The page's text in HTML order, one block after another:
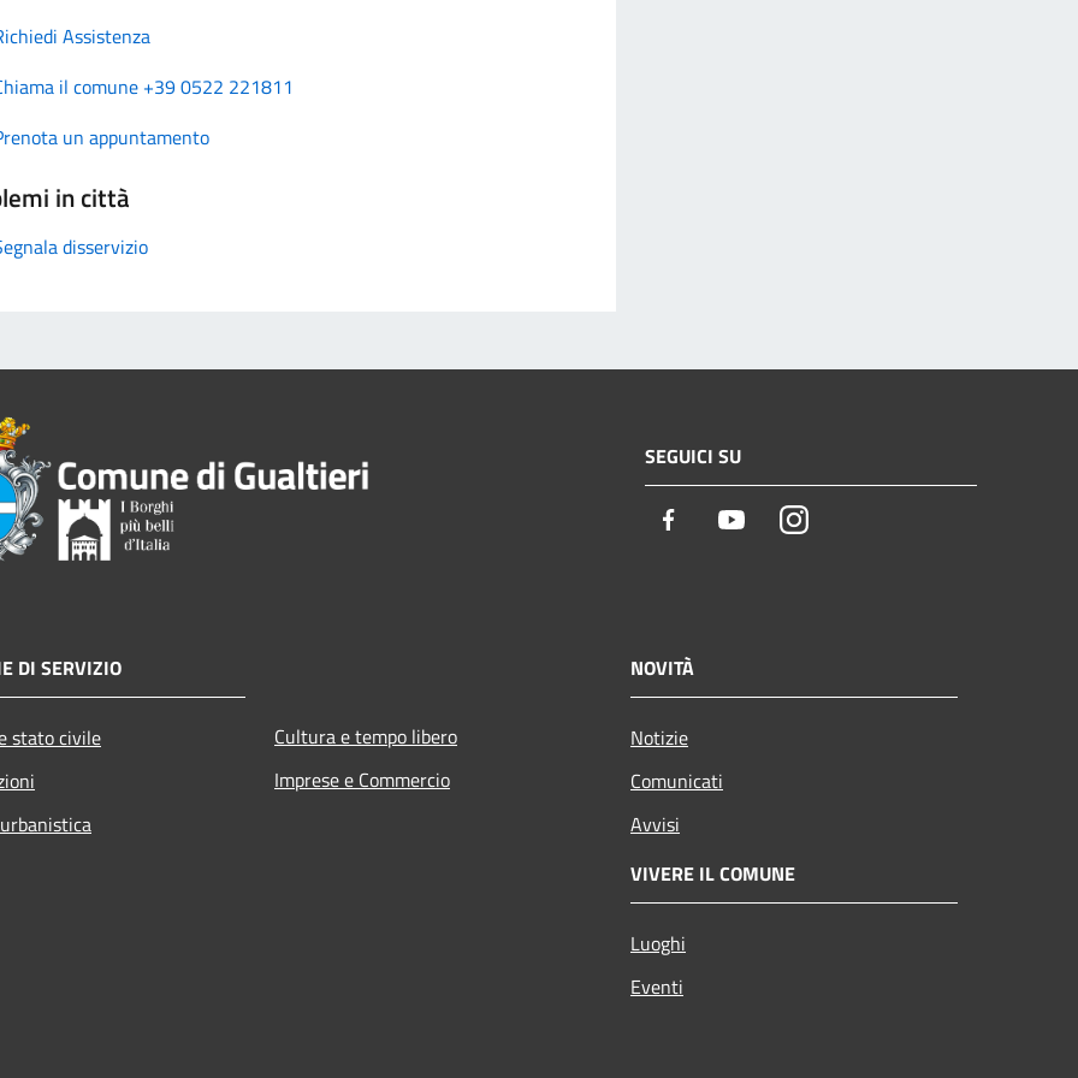
Assistenza
il comune +39 0522 221811
un appuntamento
in città
disservizio
SEGUICI SU
Facebook YoutubeInstagram
DI SERVIZIO
stato civile
Cultura e tempo libero
Imprese e Commercio
NOVITÀ
Notizie
Comunicati
Avvisi
VIVERE IL COMUNE
Luoghi
Eventi